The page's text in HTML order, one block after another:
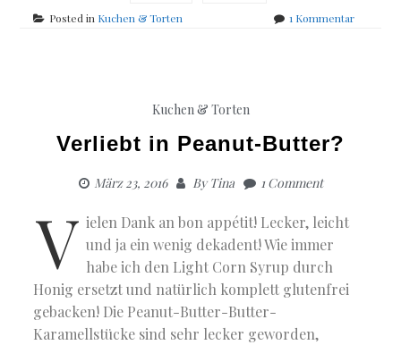
Posted in Kuchen & Torten 1 Kommentarzu
Kuchen & Torten
Verliebt in Peanut-Butter?
März 23, 2016 ByTina 1 Comment
V ielen Dank an bon appétit! Lecker, leicht
und ja ein wenig dekadent! Wie immer
habe ich den Light Corn Syrup durch
Honig ersetzt und natürlich komplett glutenfrei
gebacken! Die Peanut-Butter-Butter-
Karamellstücke sind sehr lecker geworden,